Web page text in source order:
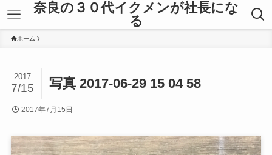
奈良の３０代イクメンが社長にな
る
ホーム
写真 2017-06-29 15 04 58
2017
7/15
2017年7月15日